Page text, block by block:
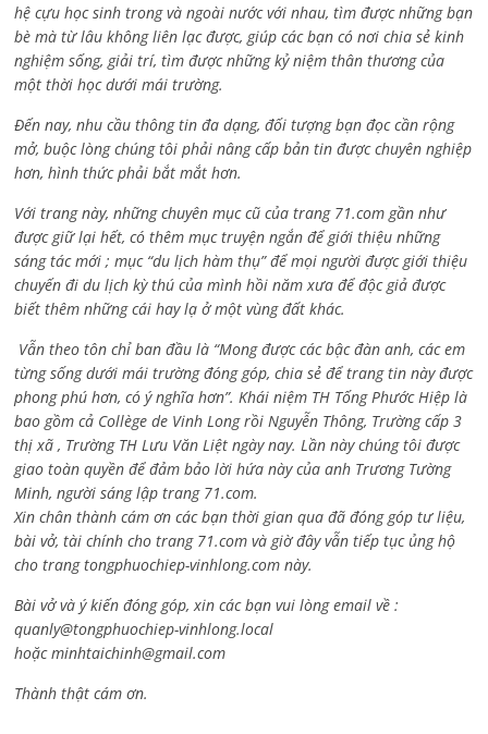
hệ cựu học sinh trong và ngoài nước với nhau, tìm được những bạn
bè mà từ lâu không liên lạc được, giúp các bạn có nơi chia sẻ kinh
nghiệm sống, giải trí, tìm được những kỷ niệm thân thương của
một thời học dưới mái trường.
Đến nay, nhu cầu thông tin đa dạng, đối tượng bạn đọc cần rộng
mở, buộc lòng chúng tôi phải nâng cấp bản tin được chuyên nghiệp
hơn, hình thức phải bắt mắt hơn.
Với trang này, những chuyên mục cũ của trang 71.com gần như
được giữ lại hết, có thêm mục truyện ngắn để giới thiệu những
sáng tác mới ; mục “du lịch hàm thụ” để mọi người được giới thiệu
chuyến đi du lịch kỳ thú của mình hồi năm xưa để độc giả được
biết thêm những cái hay lạ ở một vùng đất khác.
Vẫn theo tôn chỉ ban đầu là “Mong được các bậc đàn anh, các em
từng sống dưới mái trường đóng góp, chia sẻ để trang tin này được
phong phú hơn, có ý nghĩa hơn”. Khái niệm TH Tống Phước Hiệp là
bao gồm cả Collège de Vinh Long rồi Nguyễn Thông, Trường cấp 3
thị xã , Trường TH Lưu Văn Liệt ngày nay. Lần này chúng tôi được
giao toàn quyền để đảm bảo lời hứa này của anh Trương Tường
Minh, người sáng lập trang 71.com.
Xin chân thành cám ơn các bạn thời gian qua đã đóng góp tư liệu,
bài vở, tài chính cho trang 71.com và giờ đây vẫn tiếp tục ủng hộ
cho trang tongphuochiep-vinhlong.com này.
Bài vở và ý kiến đóng góp, xin các bạn vui lòng email về :
quanly@tongphuochiep-vinhlong.local
hoặcminhtaichinh@gmail.com
Thành thật cám ơn.